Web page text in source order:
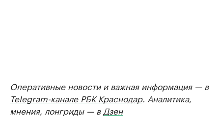
Оперативные новости и важная информация — в
Telegram-канале РБК Краснодар. Аналитика,
мнения, лонгриды — в Дзен